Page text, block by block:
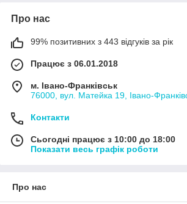
Про нас
99% позитивних з 443 відгуків за рік
Працює з 06.01.2018
м. Івано-Франківськ
76000, вул. Матейка 19, Івано-
Контакти
Сьогодні працює з 10:00 до 18:00
Показати весь графік роботи
Про нас